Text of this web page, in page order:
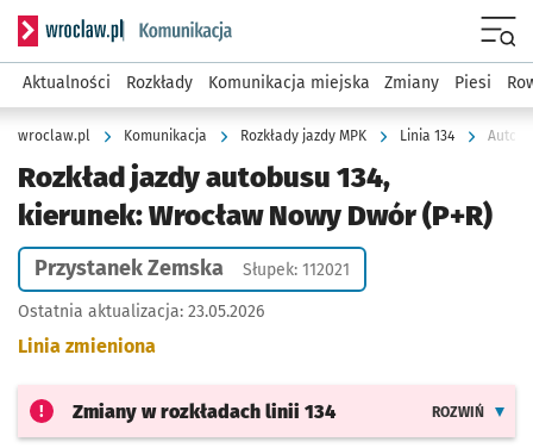
Serwis informacyjny wroclaw.pl podserwis: Komunikacja
Aktualności Rozkłady Komunikacja miejska Zmiany Piesi
wroclaw.pl Komunikacja Rozkłady jazdy MPK Linia 134
Rozkład jazdy autobusu 134,
kierunek: Wrocław Nowy Dwór (P+R)
Przystanek Zemska Słupek: 112021
Ostatnia aktualizacja: 23.05.2026
Linia zmieniona
Zmiany w rozkładach linii 134 ROZWIŃ